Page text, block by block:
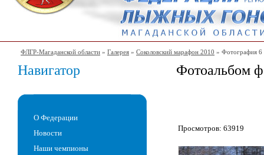
ФЛГР-Магаданской области » Галерея » Соколовский марафон 2010 » Фотография 6
Навигатор Фотоальбом
О Федерации
Новости
Наши чемпионы
Просмотров: 63919